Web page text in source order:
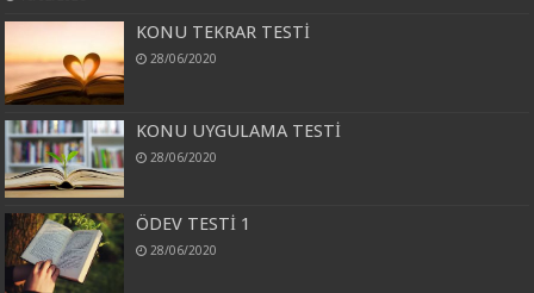
KONU TEKRAR TESTİ
28/06/2020
KONU UYGULAMA TESTİ
28/06/2020
ÖDEV TESTİ 1
28/06/2020